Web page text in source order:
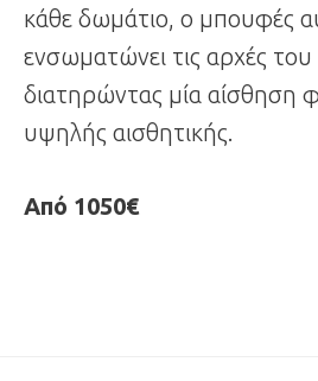
κάθε δωμάτιο, ο μπουφές
ενσωματώνει τις αρχές του
διατηρώντας μία αίσθηση
υψηλής αισθητικής.
Από 1050€